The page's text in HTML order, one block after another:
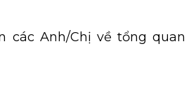
các Anh/Chị về tổng quan